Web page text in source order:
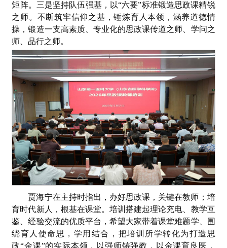
矩阵。三是坚持队伍强基，以“六要”标准锻造思政课精锐
之师。不断筑牢信仰之基，锤炼育人本领，涵养道德情
操，锻造一支高素质、专业化的思政课传道之师、学问之
师、品行之师。
贾海宁在主持时指出，办好思政课，关键在教师；培
育时代新人，根基在课堂。培训搭建起理论充电、教学互
鉴、经验交流的优质平台，希望大家带着课堂难题学、围
绕育人使命思，学用结合，把培训所学转化为打造思
政“金课”的实际本领，以强师铸强教，以金课育良医，